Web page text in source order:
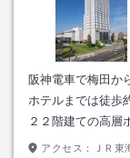
阪神電車で梅田か
ホテルまでは徒歩
２２階建ての高層
アクセス：
ＪＲ